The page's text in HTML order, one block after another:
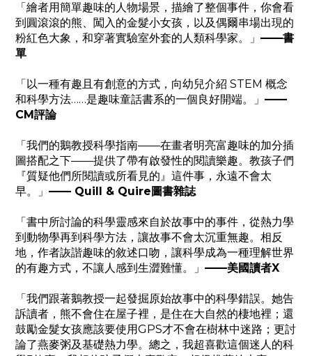
「繪者用簡單趣味的人物場景，描繪了整個事件，你會看
到圓滾滾的熊、闖入的金髮小女孩，以及偶爾串場出現的
粉紅色大象，和穿著實驗室外套的人類科學家。」 ——書
單
「以一種有趣且有創意的方式，向幼兒介紹 STEM 概念
和科學方法……是趣味童話書系的一個良好開端。」 ——
CM評論
「我們的鵝教授科學指南——在畫者明亮富趣味的加分插
圖搭配之下——提供了帶有啟發性的閱讀樂趣。教孩子們
『質疑他們所閱讀或所看見的』這件事，永遠不會太
早。」 —— Quill & Quire圖書雜誌
「書中所討論的科學靈感來自於故事中的事件，從熱力學
到動物學再到科學方法，讓故事不會太沉重無趣。相反
地，作者詼諧趣味的敘述口吻，讓科學成為一種理解世界
的有趣方式，不讓人感到生澀難懂。」 ——美國讀者X
「我們跟著鵝教授一起發掘原始故事中的科學錯誤。她告
訴讀者，熊不會住在屋子裡，是住在大自然的棲地裡；還
鼓勵金髮女孩應該要使用GPS才不會在樹林中迷路；更討
論了燕麥粥及基礎熱力學。總之，我超喜歡這個迷人的科